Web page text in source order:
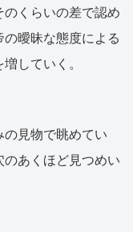
のくらいの差で認め
曖昧な態度による
していく。
の見物で眺めてい
あくほど見つめい